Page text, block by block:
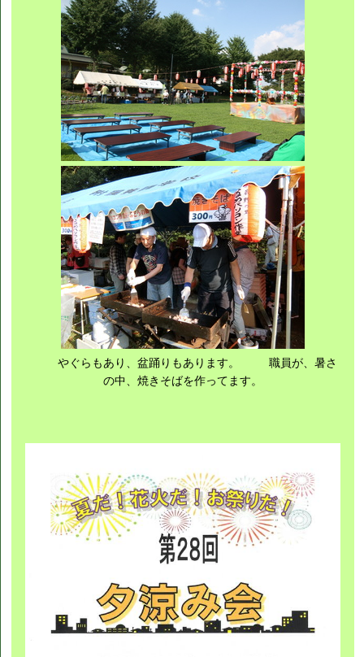
やぐらもあり、盆踊りもあります。 職員が、暑さ
の中、焼きそばを作ってます。